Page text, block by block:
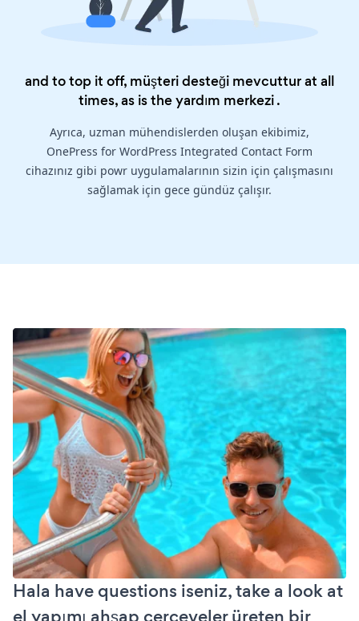
and to top it off, müşteri desteği mevcuttur at all
times, as is theyardım merkezi.
Ayrıca, uzman mühendislerden oluşan ekibimiz,
OnePress for WordPress Integrated Contact Form
cihazınız gibi powr uygulamalarının sizin için çalışmasını
sağlamak için gece gündüz çalışır.
Hala have questions iseniz, take a look at